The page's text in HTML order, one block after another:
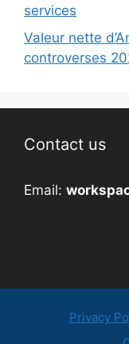
services
Valeur nette
controverses
Contact us
Email:
Privacy